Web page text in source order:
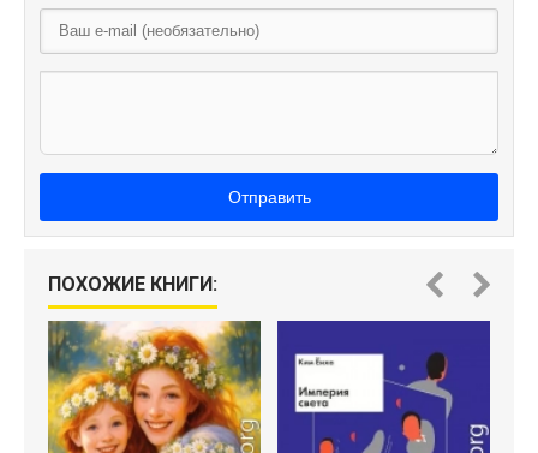
Отправить
ПОХОЖИЕ КНИГИ: